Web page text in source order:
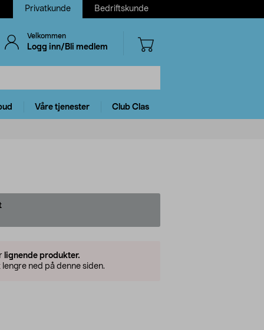
Privatkunde Bedriftskunde
Velkommen
Logg inn/Bli medlem
Våre tjenester Club Clas
lignende produkter.
ned på denne siden.